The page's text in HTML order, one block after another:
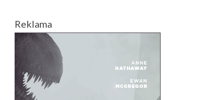
Reklama